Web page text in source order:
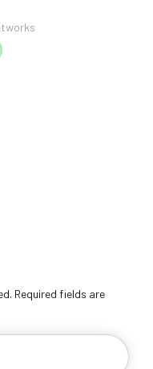
Required fields are